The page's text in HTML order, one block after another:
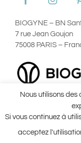
BIOGYNE – BN
7 rue Jean Goujon
75008 PARIS –
Conditions
Nous utilisons
Si vous continuez à
acceptez